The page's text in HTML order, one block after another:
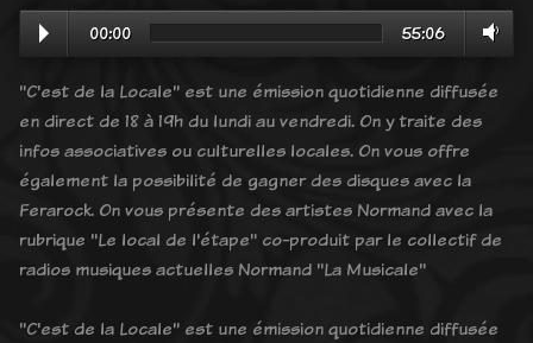
00:00 55:06
"C'est de la Locale" est une émission quotidienne diffusée
en direct de 18 à 19h du lundi au vendredi. On y traite des
infos associatives ou culturelles locales. On vous offre
également la possibilité de gagner des disques avec la
Ferarock. On vous présente des artistes Normand avec la
rubrique "Le local de l'étape" co-produit par le collectif de
radios musiques actuelles Normand "La Musicale"
"C'est de la Locale" est une émission quotidienne diffusée